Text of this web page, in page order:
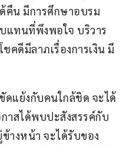
คืน มีการศึกษาอบรม
แทนที่พึงพอใจ บริวาร
คดีมีลาภเรื่องการเงิน มี
ดแย้งกับคนใกล้ชิด จะได้
าสได้พบปะสังสรรค์กับ
างหน้า จะได้รับของ